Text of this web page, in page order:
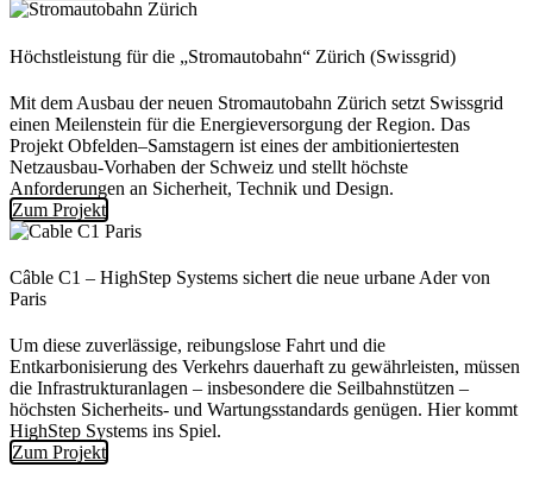
Höchstleistung für die „Stromautobahn“ Zürich (Swissgrid)
Mit dem Ausbau der neuen Stromautobahn Zürich setzt Swissgrid
einen Meilenstein für die Energieversorgung der Region. Das
Projekt Obfelden–Samstagern ist eines der ambitioniertesten
Netzausbau-Vorhaben der Schweiz und stellt höchste
Anforderungen an Sicherheit, Technik und Design.
Zum Projekt
Câble C1 – HighStep Systems sichert die neue urbane Ader von
Paris
Um diese zuverlässige, reibungslose Fahrt und die
Entkarbonisierung des Verkehrs dauerhaft zu gewährleisten, müssen
die Infrastrukturanlagen – insbesondere die Seilbahnstützen –
höchsten Sicherheits- und Wartungsstandards genügen. Hier kommt
HighStep Systems ins Spiel.
Zum Projekt